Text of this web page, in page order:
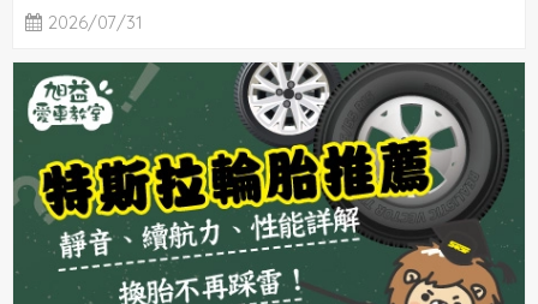
2026/07/31